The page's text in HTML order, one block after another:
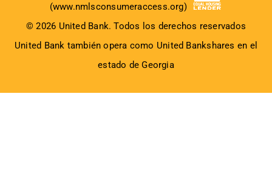
(www.nmlsconsumeraccess.org)
© 2026 United Bank. Todos los derechos reservados
United Bank también opera como United Bankshares en el
estado de Georgia